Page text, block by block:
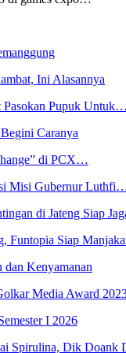
Ini Alasannya
Pasokan Pupuk Untuk…
Caranya
di PCX…
Misi Gubernur
di Jateng Siap
Funtopia Siap
dan Kenyamanan
Media Award
I 2026
Spirulina, Dik Doank